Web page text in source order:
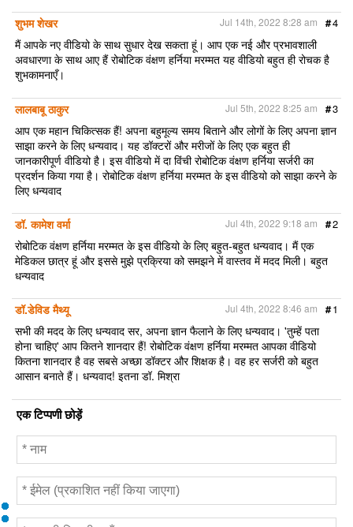
शुभम शेखर #4
Jul 14th, 2022 8:28 am
मैं आपके नए वीडियो के साथ सुधार देख सकता हूं। आप एक नई और प्रभावशाली
अवधारणा के साथ आए हैं रोबोटिक वंक्षण हर्निया मरम्मत यह वीडियो बहुत ही रोचक है
शुभकामनाएँ।
लालबाबू ठाकुर #3
Jul 5th, 2022 8:25 am
आप एक महान चिकित्सक हैं! अपना बहुमूल्य समय बिताने और लोगों के लिए अपना ज्ञान
साझा करने के लिए धन्यवाद। यह डॉक्टरों और मरीजों के लिए एक बहुत ही
जानकारीपूर्ण वीडियो है। इस वीडियो में दा विंची रोबोटिक वंक्षण हर्निया सर्जरी का
प्रदर्शन किया गया है। रोबोटिक वंक्षण हर्निया मरम्मत के इस वीडियो को साझा करने के
लिए धन्यवाद
डॉ. कामेश वर्मा #2
Jul 4th, 2022 9:18 am
रोबोटिक वंक्षण हर्निया मरम्मत के इस वीडियो के लिए बहुत-बहुत धन्यवाद। मैं एक
मेडिकल छात्र हूं और इससे मुझे प्रक्रिया को समझने में वास्तव में मदद मिली। बहुत
धन्यवाद
डॉ.डेविड मैथ्यू #1
Jul 4th, 2022 8:46 am
सभी की मदद के लिए धन्यवाद सर, अपना ज्ञान फैलाने के लिए धन्यवाद। 'तुम्हें पता
होना चाहिए' आप कितने शानदार हैं! रोबोटिक वंक्षण हर्निया मरम्मत आपका वीडियो
कितना शानदार है वह सबसे अच्छा डॉक्टर और शिक्षक है। वह हर सर्जरी को बहुत
आसान बनाते हैं। धन्यवाद! इतना डॉ. मिश्रा
एक टिप्पणी छोड़ें